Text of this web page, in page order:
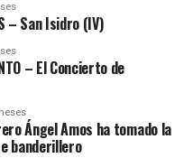
– San Isidro (IV)
– El Concierto de
Ángel Amos ha tomado la
banderillero